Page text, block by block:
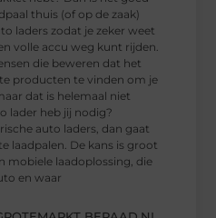
thuis (of op de zaak)
laders zodat je zeker weet
volle accu weg kunt rijden.
die beweren dat het
producten te vinden om je
dat is helemaal niet
lader heb jij nodig?
auto laders, dan gaat
laadpalen. De kans is groot
mobiele laadoplossing, die
en waar